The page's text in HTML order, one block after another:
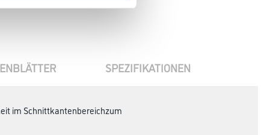
SPEZIFIKATIONEN
im Schnittkantenbereichzum